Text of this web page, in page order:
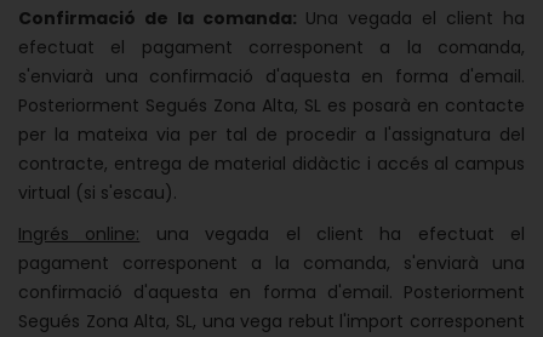
Confirmació de la comanda: Una vegada el client ha
efectuat el pagament corresponent a la comanda,
s'enviarà una confirmació d'aquesta en forma d'email.
Posteriorment Segués Zona Alta, SL es posarà en contacte
per la mateixa via per tal de procedir a l'assignatura del
contracte, entrega de material didàctic i accés al campus
virtual (si s'escau).
Ingrés online: una vegada el client ha efectuat el
pagament corresponent a la comanda, s'enviarà una
confirmació d'aquesta en forma d'email. Posteriorment
Segués Zona Alta, SL, una vega rebut l'import corresponent